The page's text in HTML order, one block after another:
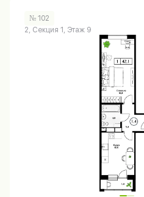
№ 102
2, Секция 1, Этаж 9